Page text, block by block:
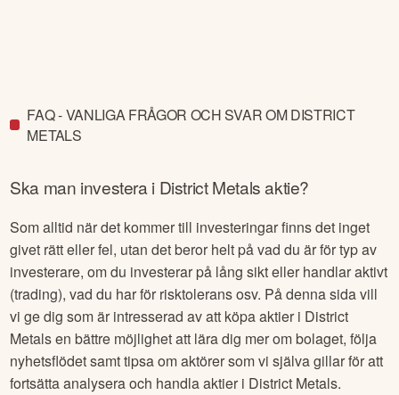
FAQ - VANLIGA FRÅGOR OCH SVAR OM DISTRICT
METALS
Ska man investera i District Metalsaktie?
Som alltid när det kommer till investeringar finns det inget
givet rätt eller fel, utan det beror helt på vad du är för typ av
investerare, om du investerar på lång sikt eller handlar aktivt
(trading), vad du har för risktolerans osv. På denna sida vill
vi ge dig som är intresserad av att köpa aktier i District
Metalsen bättre möjlighet att lära dig mer om bolaget, följa
nyhetsflödet samt tipsa om aktörer som vi själva gillar för att
fortsätta analysera och handla aktier i District Metals.